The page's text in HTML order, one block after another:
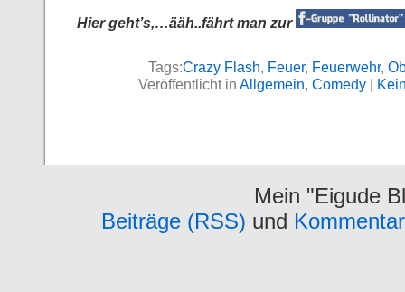
Hier geht’s,…ääh..fährt man zur
Tags:Crazy Flash, Feuer, Feuerwehr,
Veröffentlicht in Allgemein, Comedy |
Mein "Eigude
Beiträge (RSS) und